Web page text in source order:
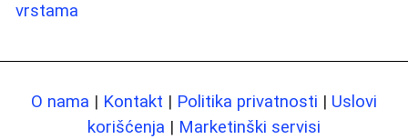
vrstama
O nama | Kontakt | Politika privatnosti | Uslovi
korišćenja | Marketinški servisi